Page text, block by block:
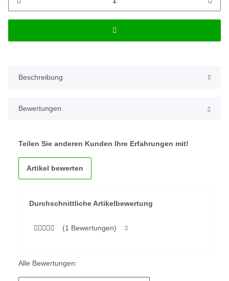
Beschreibung
Bewertungen
Durchschnittliche Artikelbewertung
(1 Bewertungen)
Teilen Sie anderen Kunden Ihre Erfahrungen mit!
Artikel bewerten
Alle Bewertungen: